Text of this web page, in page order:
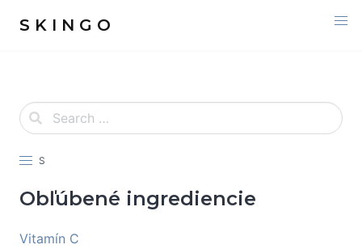
S K I N G O
S
Obľúbené ingrediencie
Vitamín C